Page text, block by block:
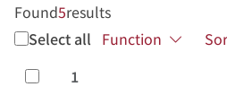
Found5results
Select all Function
Select
1